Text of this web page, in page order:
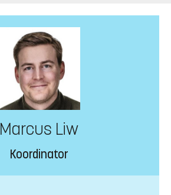
Marcus Liw
Koordinator